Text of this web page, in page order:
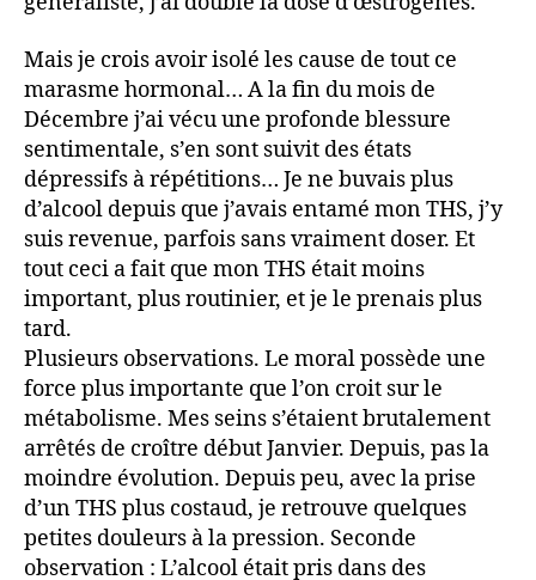
Mais je crois avoir isolé les cause de tout ce
marasme hormonal… A la fin du mois de
Décembre j’ai vécu une profonde blessure
sentimentale, s’en sont suivit des états
dépressifs à répétitions… Je ne buvais plus
d’alcool depuis que j’avais entamé mon THS, j’y
suis revenue, parfois sans vraiment doser. Et
tout ceci a fait que mon THS était moins
important, plus routinier, et je le prenais plus
tard.
Plusieurs observations. Le moral possède une
force plus importante que l’on croit sur le
métabolisme. Mes seins s’étaient brutalement
arrêtés de croître début Janvier. Depuis, pas la
moindre évolution. Depuis peu, avec la prise
d’un THS plus costaud, je retrouve quelques
petites douleurs à la pression. Seconde
observation : L’alcool était pris dans des